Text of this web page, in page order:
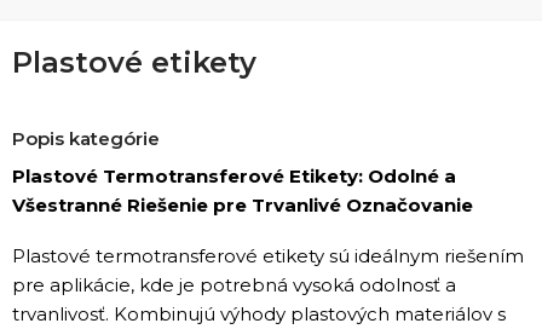
Plastové etikety
Popis kategórie
Plastové Termotransferové Etikety: Odolné a
Všestranné Riešenie pre Trvanlivé Označovanie
Plastové termotransferové etikety sú ideálnym riešením
pre aplikácie, kde je potrebná vysoká odolnosť a
trvanlivosť. Kombinujú výhody plastových materiálov s